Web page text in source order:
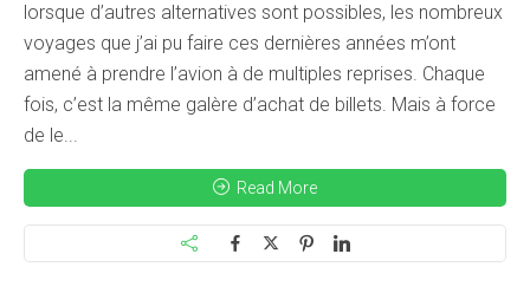
lorsque d’autres alternatives sont possibles, les nombreux
voyages que j’ai pu faire ces dernières années m’ont
amené à prendre l’avion à de multiples reprises. Chaque
fois, c’est la même galère d’achat de billets. Mais à force
de le...
Read More